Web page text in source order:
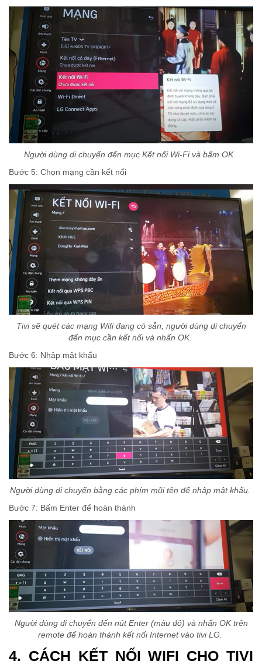
Người dùng di chuyển đến mục Kết nối Wi-Fi và bấm OK.
Bước 5: Chọn mạng cần kết nối
Tivi sẽ quét các mạng Wifi đang có sẵn, người dùng di chuyển
đến mục cần kết nối và nhấn OK.
Bước 6: Nhập mật khẩu
Người dùng di chuyển bằng các phím mũi tên để nhập mật khẩu.
Bước 7: Bấm Enter để hoàn thành
Người dùng di chuyển đến nút Enter (màu đỏ) và nhấn OK trên
remote để hoàn thành kết nối Internet vào tivi LG.
4. CÁCH KẾT NỐI WIFI CHO TIVI